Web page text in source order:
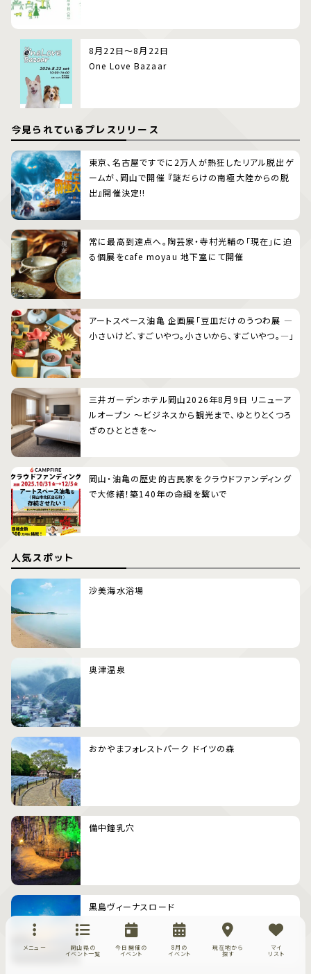
8月22日～8月22日
One Love Bazaar
今見られているプレスリリース
東京、名古屋ですでに2万人が熱狂したリアル脱出ゲ
ームが、岡山で開催 『謎だらけの南極大陸からの脱
出』開催決定!!
常に最高到達点へ。陶芸家・寺村光輔の「現在」に迫
る個展をcafe moyau 地下室にて開催
アートスペース油亀 企画展「豆皿だけのうつわ展 ―
小さいけど、すごいやつ。小さいから、すごいやつ。―」
三井ガーデンホテル岡山2026年8月9日 リニューア
ルオープン 〜ビジネスから観光まで、ゆとりとくつろ
ぎのひとときを〜
岡山・油亀の歴史的古民家をクラウドファンディング
で大修繕！築140年の命綱を繋いで
人気スポット
沙美海水浴場
奥津温泉
おかやまフォレストパーク ドイツの森
備中鐘乳穴
黒島ヴィーナスロード
メニュー
岡山県の
イベント一覧
今日開催の
イベント
8月の
イベント
現在地から
探す
マイ
リスト